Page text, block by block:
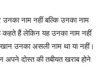
नाम नहीं बल्कि उनका नाम
कहते हैं लेकिन यह उनका नाम नहीं
उनका असली नाम था या नहीं।
अपने दोस्त की तबीयत खराब होने